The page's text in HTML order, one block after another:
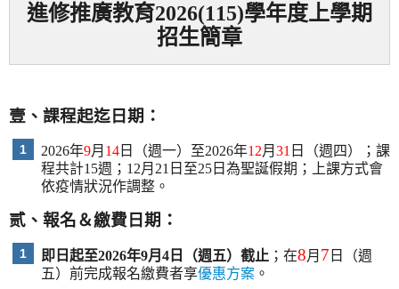
進修推廣教育2026(115)學年度上學期
招生簡章
壹、課程起迄日期：
1 2026年9月 14 日（週一）至2026年12月 31 日（週四）； 課
程共計15週；12月21日至25日為聖誕假期；
上課方式會
依疫情狀況作調整。
贰、報名＆繳費日期：
1 即日起至2026年9月4日（週五）截止 ；在8月 7 日（週
五） 前完成報名繳費者享優惠方案 。